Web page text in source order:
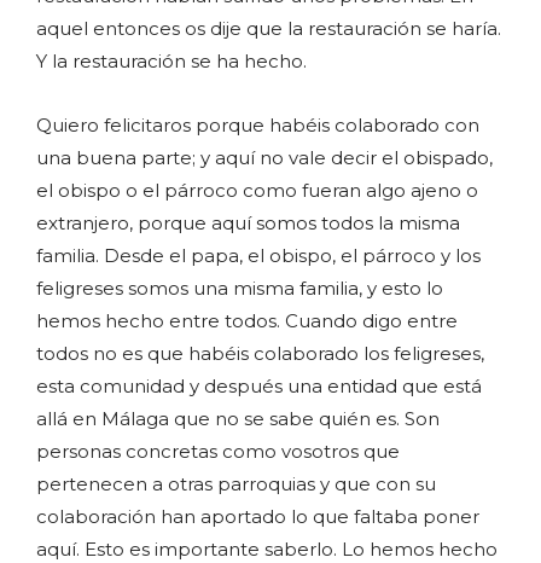
aquel entonces os dije que la restauración se haría.
Y la restauración se ha hecho.
Quiero felicitaros porque habéis colaborado con
una buena parte; y aquí no vale decir el obispado,
el obispo o el párroco como fueran algo ajeno o
extranjero, porque aquí somos todos la misma
familia. Desde el papa, el obispo, el párroco y los
feligreses somos una misma familia, y esto lo
hemos hecho entre todos. Cuando digo entre
todos no es que habéis colaborado los feligreses,
esta comunidad y después una entidad que está
allá en Málaga que no se sabe quién es. Son
personas concretas como vosotros que
pertenecen a otras parroquias y que con su
colaboración han aportado lo que faltaba poner
aquí. Esto es importante saberlo. Lo hemos hecho